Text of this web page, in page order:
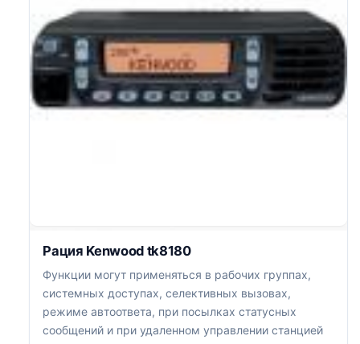
Рация Kenwood tk8180
Функции могут применяться в рабочих группах,
системных доступах, селективных вызовах,
режиме автоответа, при посылках статусных
сообщений и при удаленном управлении станцией